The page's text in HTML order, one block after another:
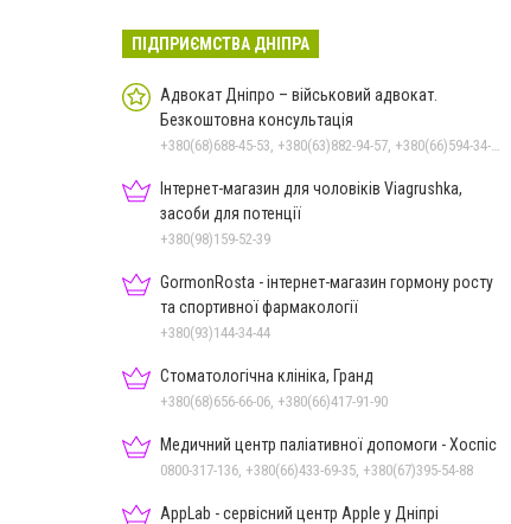
ПІДПРИЄМСТВА ДНІПРА
Адвокат Дніпро – військовий адвокат.
Безкоштовна консультація
Інтернет-магазин для чоловіків Viagrushka,
засоби для потенції
+380(98)159-52-39
GormonRosta - інтернет-магазин гормону росту
та спортивної фармакології
+380(93)144-34-44
Стоматологічна клініка, Гранд
+380(68)656-66-06, +380(66)417-91-90
Медичний центр паліативної допомоги - Хоспіс
0800-317-136, +380(66)433-69-35, +380(67)395-54-88
AppLab - сервісний центр Apple у Дніпрі